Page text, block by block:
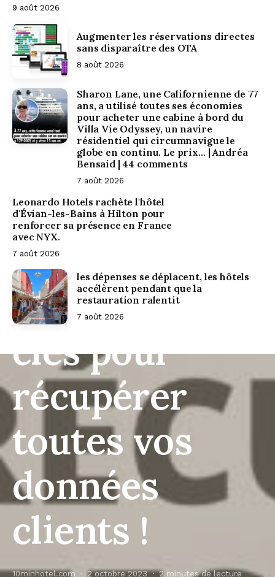
9 août 2026
Augmenter les réservations directes
sans disparaître des OTA
8 août 2026
Sharon Lane, une Californienne de 77
ans, a utilisé toutes ses économies
pour acheter une cabine à bord du
Villa Vie Odyssey, un navire
résidentiel qui circumnavigue le
globe en continu. Le prix… | Andréa
Bensaid | 44 comments
7 août 2026
Leonardo Hotels rachète l'hôtel
d'Évian-les-Bains à Hilton pour
renforcer sa présence en France
avec NYX.
7 août 2026
les dépenses se déplacent, les hôtels
accélèrent pendant que la
restauration ralentit
7 août 2026
Episode 25 :
Les 11 outils
clés pour
récupérer
toutes vos
données
clients !
10minhotel.com 2 octobre 2023 2 minutes de lecture